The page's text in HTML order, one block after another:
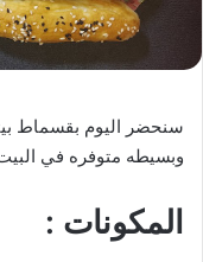
سنحضر اليوم بقسماط
وبسيطه متوفره في البيت يحتاج الي 10
المكونات :